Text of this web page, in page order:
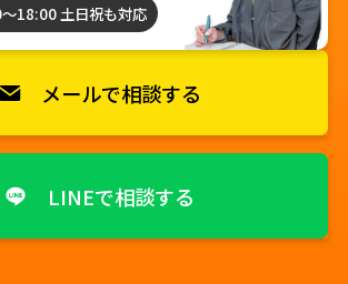
18:00 土日祝も対応
メールで相談する
LINEで相談する